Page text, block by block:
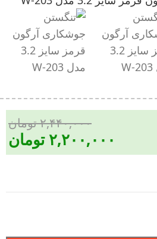
۲,۴۴۰,۰۰۰تومان
۲,۲۰۰,۰۰۰ تومان